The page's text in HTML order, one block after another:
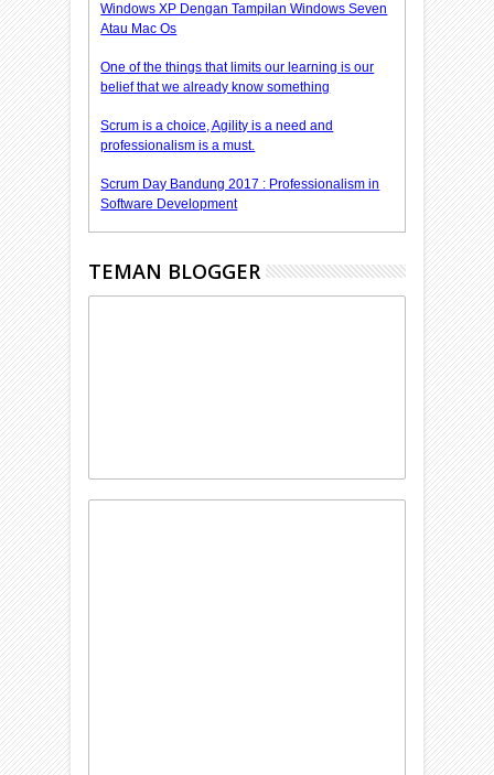
Windows XP Dengan Tampilan Windows Seven
Atau Mac Os
One of the things that limits our learning is our
belief that we already know something
Scrum is a choice, Agility is a need and
professionalism is a must.
Scrum Day Bandung 2017 : Professionalism in
Software Development
TEMAN BLOGGER